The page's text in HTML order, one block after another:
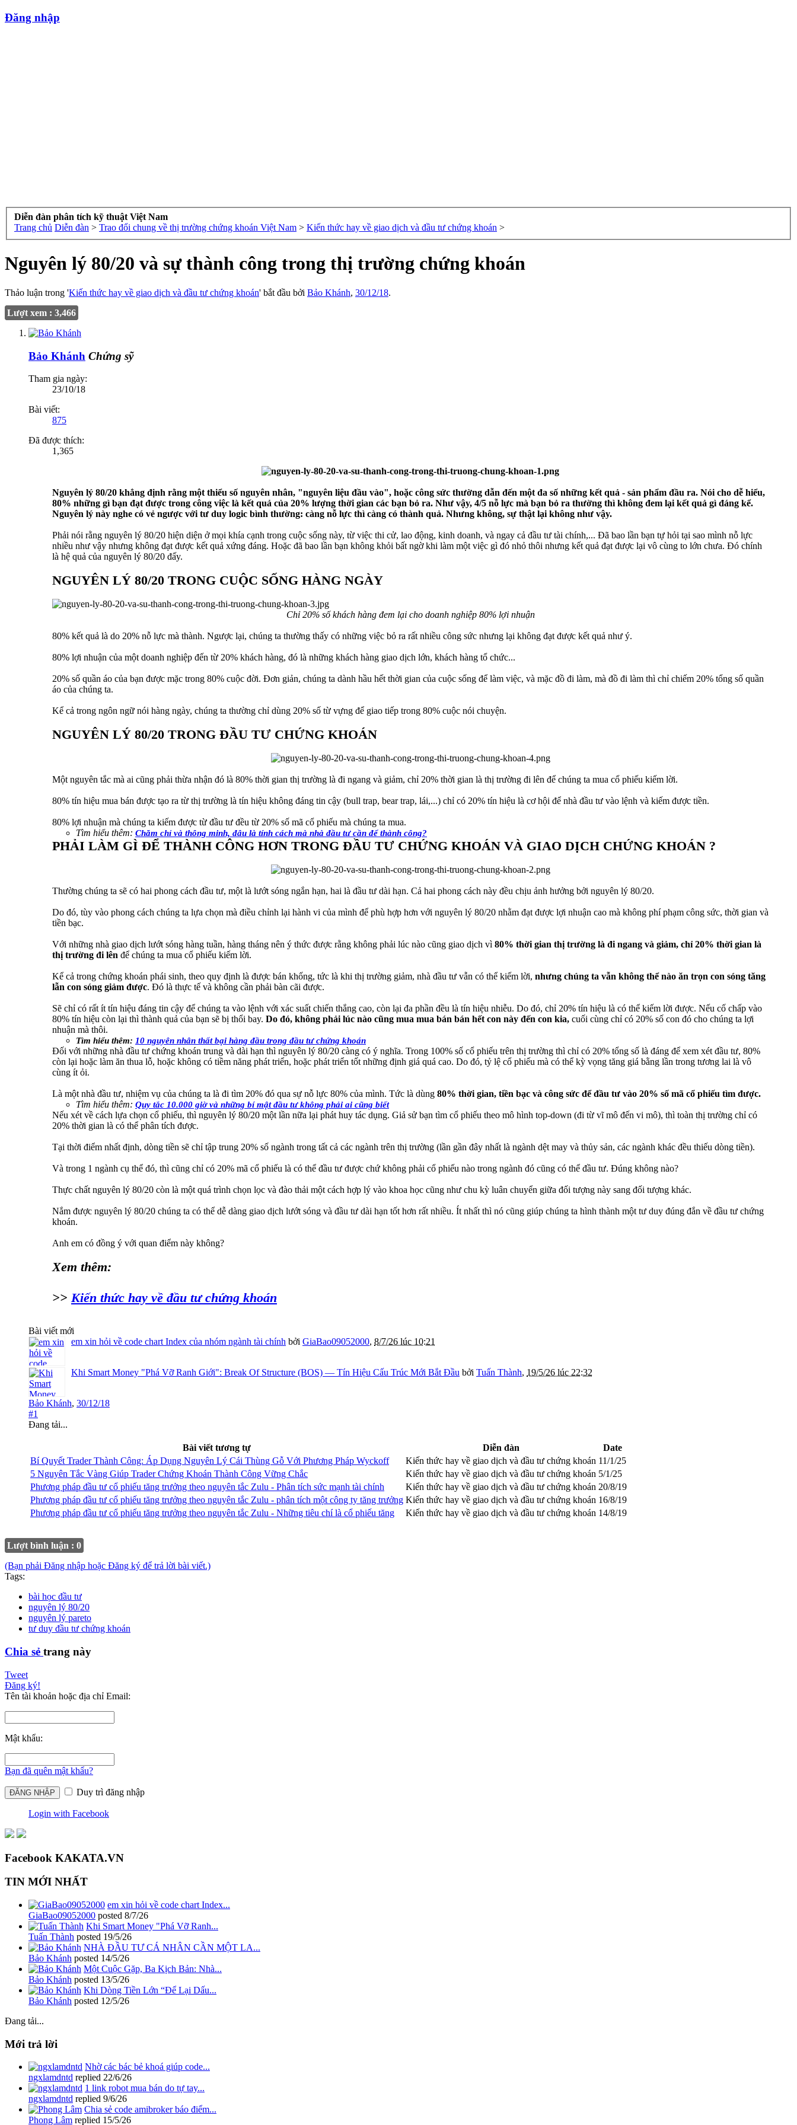
Đăng nhập
Diễn đàn phân tích kỹ thuật Việt Nam
Trang chủ Diễn đàn > Trao đổi chung về thị trường chứng khoán Việt Nam > Kiến thức hay về giao dịch và đầu tư chứng khoán >
Nguyên lý 80/20 và sự thành công trong thị trường chứng khoán
Thảo luận trong 'Kiến thức hay về giao dịch và đầu tư chứng khoán' bắt đầu bởi Bảo Khánh, 30/12/18.
Lượt xem : 3,466
Bảo Khánh Chứng sỹ
Tham gia ngày:
23/10/18
Bài viết:
875
Đã được thích:
1,365
Nguyên lý 80/20 khẳng định rằng một thiểu số nguyên nhân, "nguyên liệu đầu vào", hoặc công sức thường dẫn đến một đa số những kết quả - sản phẩm đầu ra. Nói cho dễ hiểu,
80% những gì bạn đạt được trong công việc là kết quả của 20% lượng thời gian các bạn bỏ ra. Như vậy, 4/5 nỗ lực mà bạn bỏ ra thường thì không đem lại kết quả gì đáng kể.
Nguyên lý này nghe có vẻ ngược với tư duy logic bình thường: càng nỗ lực thì càng có thành quả. Nhưng không, sự thật lại không như vậy.
Phải nói rằng nguyên lý 80/20 hiện diện ở mọi khía cạnh trong cuộc sống này, từ việc thi cử, lao động, kinh doanh, và ngay cả đầu tư tài chính,... Đã bao lần bạn tự hỏi tại sao mình nỗ lực
nhiều như vậy nhưng không đạt được kết quả xứng đáng. Hoặc đã bao lần bạn không khỏi bất ngờ khi làm một việc gì đó nhỏ thôi nhưng kết quả đạt được lại vô cùng to lớn chưa. Đó chính
là hệ quả của nguyên lý 80/20 đấy.
NGUYÊN LÝ 80/20 TRONG CUỘC SỐNG HÀNG NGÀY
Chỉ 20% số khách hàng đem lại cho doanh nghiệp 80% lợi nhuận
80% kết quả là do 20% nỗ lực mà thành. Ngược lại, chúng ta thường thấy có những việc bỏ ra rất nhiều công sức nhưng lại không đạt được kết quả như ý.
80% lợi nhuận của một doanh nghiệp đến từ 20% khách hàng, đó là những khách hàng giao dịch lớn, khách hàng tổ chức...
20% số quần áo của bạn được mặc trong 80% cuộc đời. Đơn giản, chúng ta dành hầu hết thời gian của cuộc sống để làm việc, và mặc đồ đi làm, mà đồ đi làm thì chỉ chiếm 20% tổng số quần
áo của chúng ta.
Kể cả trong ngôn ngữ nói hàng ngày, chúng ta thường chỉ dùng 20% số từ vựng để giao tiếp trong 80% cuộc nói chuyện.
NGUYÊN LÝ 80/20 TRONG ĐẦU TƯ CHỨNG KHOÁN
Một nguyên tắc mà ai cũng phải thừa nhận đó là 80% thời gian thị trường là đi ngang và giảm, chỉ 20% thời gian là thị trường đi lên để chúng ta mua cổ phiếu kiếm lời.
80% tín hiệu mua bán được tạo ra từ thị trường là tín hiệu không đáng tin cậy (bull trap, bear trap, lái,...) chỉ có 20% tín hiệu là cơ hội để nhà đầu tư vào lệnh và kiếm được tiền.
80% lợi nhuận mà chúng ta kiếm được từ đầu tư đều từ 20% số mã cổ phiếu mà chúng ta mua.
Tìm hiểu thêm: Chăm chỉ và thông minh, đâu là tính cách mà nhà đầu tư cần để thành công?
PHẢI LÀM GÌ ĐỂ THÀNH CÔNG HƠN TRONG ĐẦU TƯ CHỨNG KHOÁN VÀ GIAO DỊCH CHỨNG KHOÁN ?
Thường chúng ta sẽ có hai phong cách đầu tư, một là lướt sóng ngắn hạn, hai là đầu tư dài hạn. Cả hai phong cách này đều chịu ảnh hưởng bởi nguyên lý 80/20.
Do đó, tùy vào phong cách chúng ta lựa chọn mà điều chỉnh lại hành vi của mình để phù hợp hơn với nguyên lý 80/20 nhằm đạt được lợi nhuận cao mà không phí phạm công sức, thời gian và
tiền bạc.
Với những nhà giao dịch lướt sóng hàng tuần, hàng tháng nên ý thức được rằng không phải lúc nào cũng giao dịch vì 80% thời gian thị trường là đi ngang và giảm, chỉ 20% thời gian là
thị trường đi lên để chúng ta mua cổ phiếu kiếm lời.
Kể cả trong chứng khoán phái sinh, theo quy định là được bán khống, tức là khi thị trường giảm, nhà đầu tư vẫn có thể kiếm lời, nhưng chúng ta vẫn không thể nào ăn trọn con sóng tăng
lẫn con sóng giảm được. Đó là thực tế và không cần phải bàn cãi được.
Sẽ chỉ có rất ít tín hiệu đáng tin cậy để chúng ta vào lệnh với xác suất chiến thắng cao, còn lại đa phần đều là tín hiệu nhiễu. Do đó, chỉ 20% tín hiệu là có thể kiếm lời được. Nếu cố chấp vào
80% tín hiệu còn lại thì thành quả của bạn sẽ bị thổi bay. Do đó, không phải lúc nào cũng mua mua bán bán hết con này đến con kia, cuối cùng chỉ có 20% số con đó cho chúng ta lợi
nhuận mà thôi.
Tìm hiểu thêm: 10 nguyên nhân thất bại hàng đầu trong đầu tư chứng khoán
Đối với những nhà đầu tư chứng khoán trung và dài hạn thì nguyên lý 80/20 càng có ý nghĩa. Trong 100% số cổ phiếu trên thị trường thì chỉ có 20% tổng số là đáng để xem xét đầu tư, 80%
còn lại hoặc làm ăn thua lỗ, hoặc không có tiềm năng phát triển, hoặc phát triển tốt những định giá quá cao. Do đó, tỷ lệ cổ phiếu mà có thể kỳ vọng tăng giá bằng lần trong tương lai là vô
cùng ít ỏi.
Là một nhà đầu tư, nhiệm vụ của chúng ta là đi tìm 20% đó qua sự nỗ lực 80% của mình. Tức là dùng 80% thời gian, tiền bạc và công sức để đầu tư vào 20% số mã cổ phiếu tìm được.
Tìm hiểu thêm: Quy tắc 10.000 giờ và những bí mật đầu tư không phải ai cũng biết
Nếu xét về cách lựa chọn cổ phiếu, thì nguyên lý 80/20 một lần nữa lại phát huy tác dụng. Giả sử bạn tìm cổ phiếu theo mô hình top-down (đi từ vĩ mô đến vi mô), thì toàn thị trường chỉ có
20% thời gian là có thể phân tích được.
Tại thời điểm nhất định, dòng tiền sẽ chỉ tập trung 20% số ngành trong tất cả các ngành trên thị trường (lần gần đây nhất là ngành dệt may và thủy sản, các ngành khác đều thiếu dòng tiền).
Và trong 1 ngành cụ thể đó, thì cũng chỉ có 20% mã cổ phiếu là có thể đầu tư được chứ không phải cổ phiếu nào trong ngành đó cũng có thể đầu tư. Đúng không nào?
Thực chất nguyên lý 80/20 còn là một quá trình chọn lọc và đào thải một cách hợp lý vào khoa học cũng như chu kỳ luân chuyển giữa đối tượng này sang đối tượng khác.
Nắm được nguyên lý 80/20 chúng ta có thể dễ dàng giao dịch lướt sóng và đầu tư dài hạn tốt hơn rất nhiều. Ít nhất thì nó cũng giúp chúng ta hình thành một tư duy đúng đắn về đầu tư chứng
khoán.
Anh em có đồng ý với quan điểm này không?
Xem thêm:
>> Kiến thức hay về đầu tư chứng khoán
Bài viết mới
em xin hỏi về code chart Index của nhóm ngành tài chính bởi GiaBao09052000, 8/7/26 lúc 10:21
Khi Smart Money "Phá Vỡ Ranh Giới": Break Of Structure (BOS) — Tín Hiệu Cấu Trúc Mới Bắt Đầu bởi Tuấn Thành, 19/5/26 lúc 22:32
Bảo Khánh, 30/12/18
#1
Đang tải...
Bài viết tương tự Diễn đàn
Date
Bí Quyết Trader Thành Công: Áp Dụng Nguyên Lý Cái Thùng Gỗ Với Phương Pháp Wyckoff
Kiến thức hay về giao dịch và đầu tư chứng khoán 11/1/25
5 Nguyên Tắc Vàng Giúp Trader Chứng Khoán Thành Công Vững Chắc
Kiến thức hay về giao dịch và đầu tư chứng khoán 5/1/25
Phương pháp đầu tư cổ phiếu tăng trưởng theo nguyên tắc Zulu - Phân tích sức mạnh tài chính
Kiến thức hay về giao dịch và đầu tư chứng khoán 20/8/19
Phương pháp đầu tư cổ phiếu tăng trưởng theo nguyên tắc Zulu - phân tích một công ty tăng trưởng Kiến thức hay về giao dịch và đầu tư chứng khoán 16/8/19
Phương pháp đầu tư cổ phiếu tăng trưởng theo nguyên tắc Zulu - Những tiêu chí là cổ phiếu tăng
Kiến thức hay về giao dịch và đầu tư chứng khoán 14/8/19
Lượt bình luận : 0
(Bạn phải Đăng nhập hoặc Đăng ký để trả lời bài viết.)
Tags:
bài học đầu tư
nguyên lý 80/20
nguyên lý pareto
tư duy đầu tư chứng khoán
Chia sẻ trang này
Tweet
Đăng ký!
Tên tài khoản hoặc địa chỉ Email:
Mật khẩu:
Bạn đã quên mật khẩu?
Duy trì đăng nhập
Login with Facebook
Facebook KAKATA.VN
TIN MỚI NHẤT
em xin hỏi về code chart Index...
GiaBao09052000 posted 8/7/26
Khi Smart Money "Phá Vỡ Ranh...
Tuấn Thành posted 19/5/26
NHÀ ĐẦU TƯ CÁ NHÂN CẦN MỘT LA...
Bảo Khánh posted 14/5/26
Một Cuộc Gặp, Ba Kịch Bản: Nhà...
Bảo Khánh posted 13/5/26
Khi Dòng Tiền Lớn “Để Lại Dấu...
Bảo Khánh posted 12/5/26
Đang tải...
Mới trả lời
Nhờ các bác bẻ khoá giúp code...
ngxlamdntd replied 22/6/26
1 link robot mua bán do tự tay...
ngxlamdntd replied 9/6/26
Chia sẻ code amibroker báo điểm...
Phong Lâm replied 15/5/26